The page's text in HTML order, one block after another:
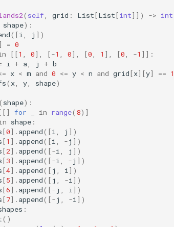
( self, grid : List[List[int]]) -> int
shape):
([i, j ])
] = 0
[[1 , 0], [-1 , 0], [0, 1 ], [0, -1 ]]:
i + a, j + b
x < m and 0 <= y < n and grid[x][y] == 1
( x, y, shape)
( shape):
for in range( 8)]
shape :
[0] . append([i, j ])
[1 ] . append([i, -j ])
[2] . append([-i, j ])
[3] . append([-i, -j ])
[4] . append([ j , i])
[5] . append([ j , -i])
[6] . append([-j , i])
[7] . append([-j , -i])
:
()